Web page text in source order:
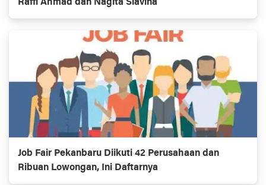
Raffi Ahmad dan Nagita Slavina
Job Fair Pekanbaru Diikuti 42 Perusahaan dan
Ribuan Lowongan, Ini Daftarnya